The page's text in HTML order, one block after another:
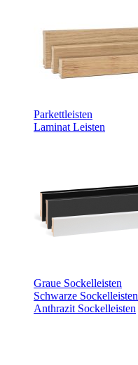
Parkettleisten
Laminat Leisten
Graue Sockelleisten
Schwarze Sockelleisten
Anthrazit Sockelleisten